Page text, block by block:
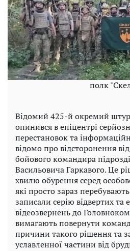
полк
Відомий 425-й окремий
опинився в епіцентрі
перестановок та
відомо про відсторонення
бойового командира
Васильовича Гаркавого. Це
хвилю обурення серед
які просто зараз
записали серію відвертих та
відеозвернень до
вимагають повернути
причини такого рішення та
уславленної частини від